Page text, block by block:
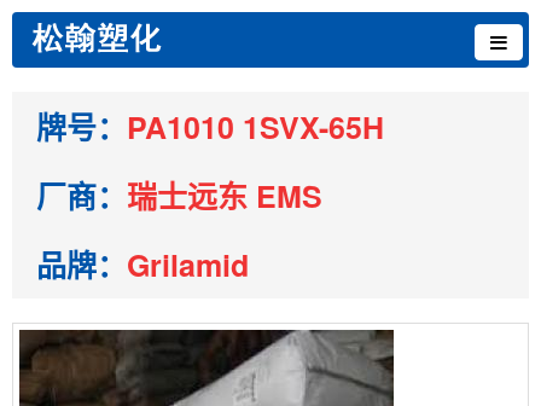
牌号： PA1010 1SVX-65H
厂商： 瑞士远东 EMS
品牌： Grilamid